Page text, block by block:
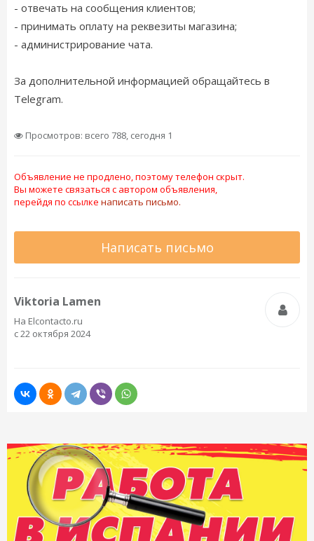
- отвечать на сообщения клиентов;
- принимать оплату на реквезиты магазина;
- администрирование чата.
За дополнительной информацией обращайтесь в
Telegram.
Просмотров: всего 788, сегодня 1
Объявление не продлено, поэтому телефон скрыт.
Вы можете связаться с автором объявления,
перейдя по ссылке написать письмо.
Написать письмо
Viktoria Lamen
На Elcontacto.ru
с 22 октября 2024